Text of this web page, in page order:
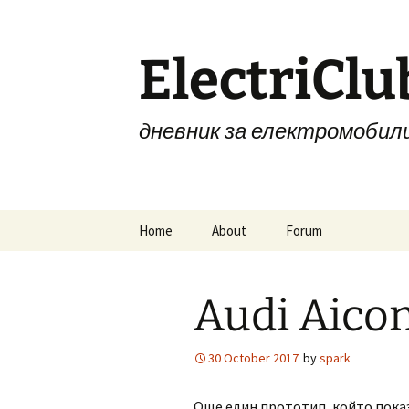
дневник за
Home About Forum
Audi
30 October 2017 byspark